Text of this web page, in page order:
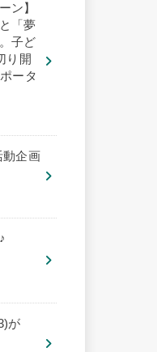
ン】
「夢
子ど
り開
ータ
動企画
が